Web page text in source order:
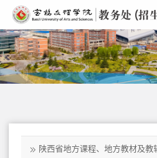
陕西省地方课程、地方教材及教